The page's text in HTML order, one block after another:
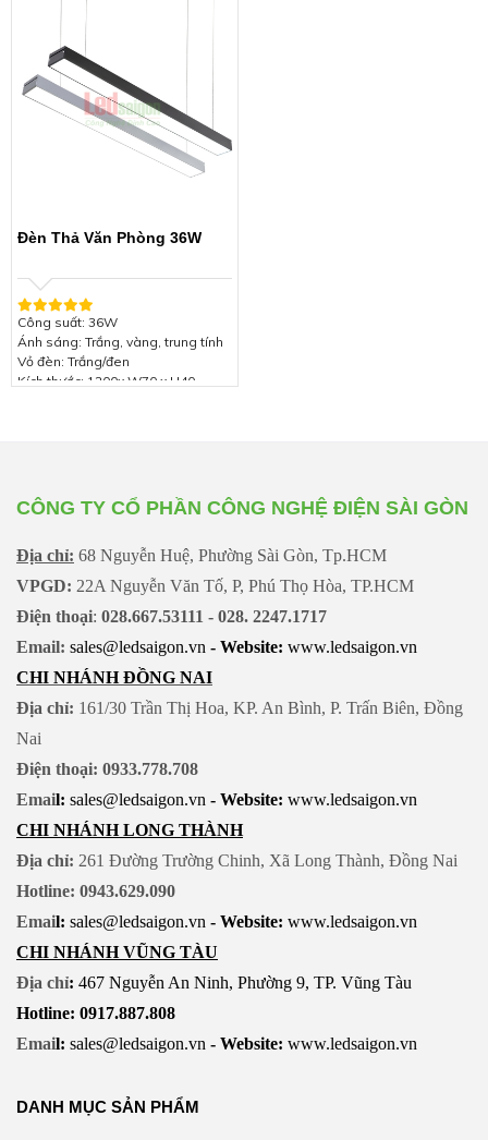
Chip LED: SMD 2835
Quang thông: ≥ 3200 Lm
Cấp bảo vệ: IP44
Chỉ số hoàn màu (CRI): >80
Tuổi thọ: 50.000 giờ
Góc chiếu: 110°
Chất liệu: Aluminium + PC + Nhôm
Đèn Thả Văn Phòng 36W
Công suất: 36W
Ánh sáng: Trắng, vàng, trung tính
Vỏ đèn: Trắng/đen
Kích thước: 1200x W70 x H40
Chỉ số hoàn màu (CRI): >80
Tuổi thọ: 50.000 giờ
Chất liệu: Aluminium + PC + Nhôm
đúc
Bảo hành: 2 năm
CÔNG TY CỔ PHẦN CÔNG NGHỆ ĐIỆN SÀI GÒN
Địa chỉ: 68 Nguyễn Huệ, Phường Sài Gòn, Tp.HCM
VPGD: 22A Nguyễn Văn Tố, P, Phú Thọ Hòa, TP.HCM
Điện thoại: 028.667.53111 - 028. 2247.1717
Email: sales@ledsaigon.vn - Website: www.ledsaigon.vn
CHI NHÁNH ĐỒNG NAI
Địa chỉ: 161/30 Trần Thị Hoa, KP. An Bình, P. Trấn Biên, Đồng
Nai
Điện thoại: 0933.778.708
Email: sales@ledsaigon.vn - Website: www.ledsaigon.vn
CHI NHÁNH LONG THÀNH
Địa chỉ: 261 Đường Trường Chinh, Xã Long Thành, Đồng Nai
Hotline: 0943.629.090
Email: sales@ledsaigon.vn - Website: www.ledsaigon.vn
CHI NHÁNH VŨNG TÀU
Địa chỉ: 467 Nguyễn An Ninh, Phường 9, TP. Vũng Tàu
Hotline: 0917.887.808
Email: sales@ledsaigon.vn - Website: www.ledsaigon.vn
DANH MỤC SẢN PHẨM